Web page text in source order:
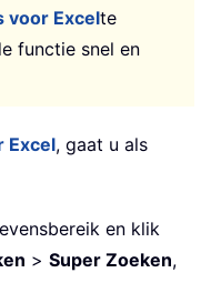
voor Excelte
functie snel en
Excel, gaat u als
en klik
> Super Zoeken,